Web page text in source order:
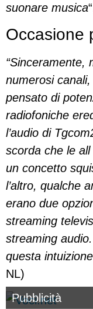
suonare musica
Occasione
“Sinceramente,
numerosi
pensato di
radiofoniche
l’audio di
scorda che le
un concetto
l’altro, qualche
erano due
streaming
streaming
questa
NL)
Pubblicità